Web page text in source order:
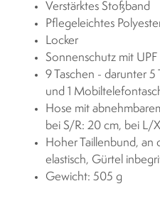
Verstärktes Stoßband
Pflegeleichtes
Locker
Sonnenschutz mit
9 Taschen - darunter 5
und 1
Hose mit
bei S/R: 20 cm, bei L/
Hoher Taillenbund, an
elastisch, Gürtel
Gewicht: 505 g